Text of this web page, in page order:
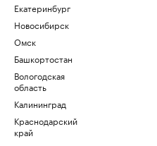
Екатеринбург
Новосибирск
Омск
Башкортостан
Вологодская
область
Калининград
Краснодарский
край